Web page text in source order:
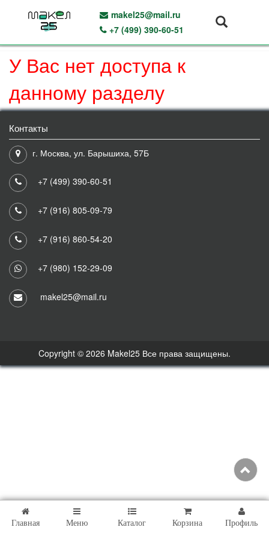
makel25@mail.ru
+7 (499) 390-60-51
У Вас нет доступа к
данному разделу
Контакты
г. Москва, ул. Барышиха, 57Б
+7 (499) 390-60-51
+7 (916) 805-09-79
+7 (916) 860-54-20
+7 (980) 152-29-09
makel25@mail.ru
Copyright © 2026 Makel25 Все права защищены.
Главная Меню Каталог Корзина Профиль